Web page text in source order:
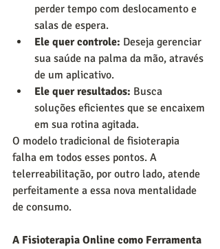
perder tempo com deslocamento e
salas de espera.
Ele quer controle: Deseja gerenciar
sua saúde na palma da mão, através
de um aplicativo.
Ele quer resultados: Busca
soluções eficientes que se encaixem
em sua rotina agitada.
O modelo tradicional de fisioterapia
falha em todos esses pontos. A
telerreabilitação, por outro lado, atende
perfeitamente a essa nova mentalidade
de consumo.
A Fisioterapia Online como Ferramenta